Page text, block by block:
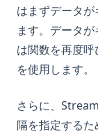
はまずデータ
ます。データ
は関数を再度
を使用します。
さらに、
隔を指定するた